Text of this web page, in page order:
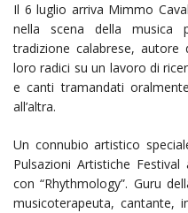
Il 6 luglio arriva Mimmo
nella scena della musica
tradizione calabrese,
loro radici su un lavoro di
e canti tramandati
all’altra.
Un connubio artistico
Pulsazioni Artistiche
con “Rhythmology”. Guru
musicoterapeuta, cantante,